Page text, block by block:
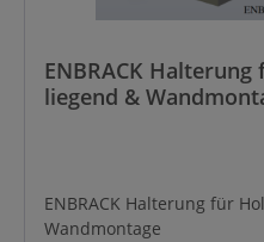
ENBRACK
liegend &
ENBRACK Halterung für
Wandmontage